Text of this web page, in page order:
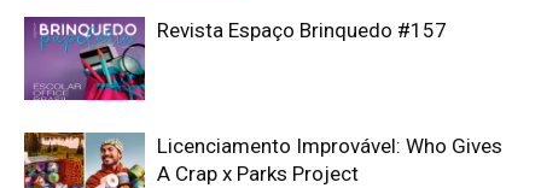
Revista Espaço Brinquedo #157
Licenciamento Improvável: Who Gives
A Crap x Parks Project